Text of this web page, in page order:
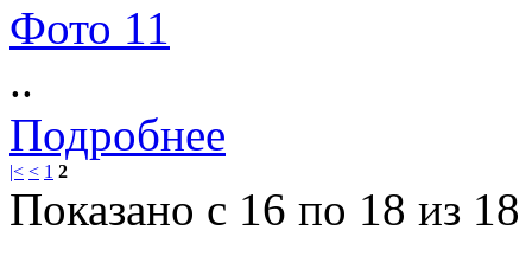
Фото 11
..
Подробнее
|< < 1 2
Показано с 16 по 18 из 18